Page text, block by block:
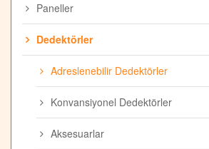
Paneller
Dedektörler
Adreslenebilir Dedektörler
Konvansiyonel Dedektörler
Aksesuarlar